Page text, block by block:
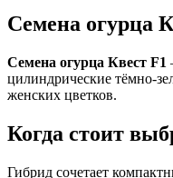
Семена огурца
Семена огурца Квест F1
цилиндрические тёмно-
женских цветков.
Когда стоит
Гибрид сочетает